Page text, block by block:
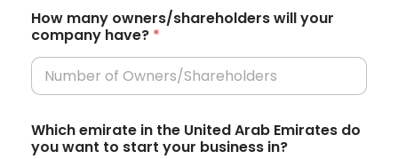
r
y
s
e
e
How many owners/shareholders will your
company have? *
Which emirate in the United Arab Emirates do
you want to start your business in?